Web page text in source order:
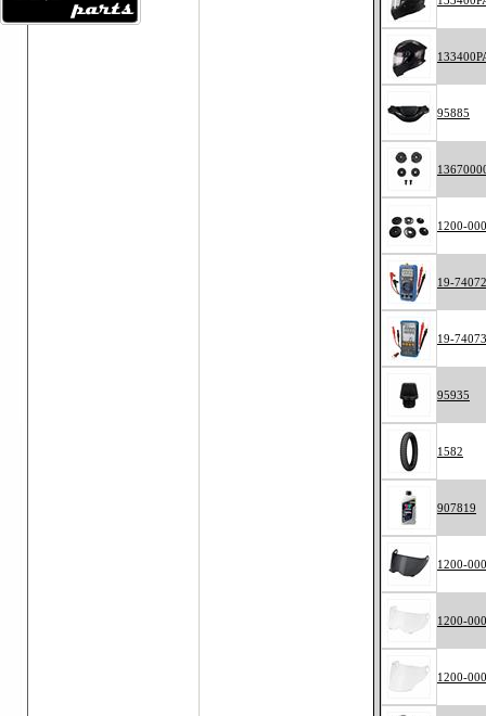
95885
1200-
19-74072
19-74073
95935
1582
907819
1200-
1200-
1200-